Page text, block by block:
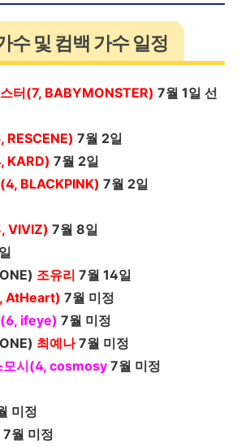
수 및 컴백 가수 일정
터(7, BABYMONSTER) 7월 1일 선
RESCENE) 7월 2일
KARD) 7월 2일
BLACKPINK) 7월 2일
VIVIZ) 7월 8일
) 조유리 7월 14일
AtHeart) 7월 미정
ifeye) 7월 미정
) 최예나7월 미정
모시(4, cosmosy 7월 미정
미정
7월 미정